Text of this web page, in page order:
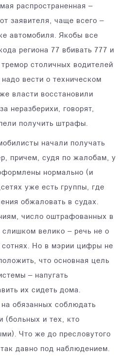
распространенная –
заявителя, чаще всего –
автомобиля. Якобы все
региона 77 вбивать 777 и
столичных водителей
вести о техническом
власти восстановили
неразберихи, говорят,
получить штрафы.
начали получать
причем, судя по жалобам, у
нормально (и
уже есть группы, где
обжаловать в судах.
число оштрафованных в
велико – речь не о
сотнях. Но в мэрии цифры не
что основная цель
– напугать
их сидеть дома.
обязанных соблюдать
(больных и тех, кто
Что же до пресловутого
давно под наблюдением.